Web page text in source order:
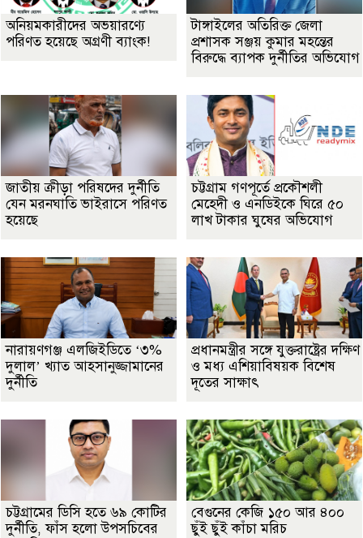
অনিয়মকারীদের অভয়ারণ্যে
পরিণত হয়েছে অগ্রণী ব্যাংক!
টাঙ্গাইলের অতিরিক্ত জেলা
প্রশাসক সঞ্জয় কুমার মহন্তের
বিরুদ্ধে ব্যাপক দুর্নীতির অভিযোগ
জাতীয় ক্রীড়া পরিষদের দুর্নীতি
যেন মরনঘাতি ভাইরাসে পরিণত
হয়েছে
চট্টগ্রাম গণপূর্তে প্রকৌশলী
মেহেদী ও এনডিইকে ঘিরে ৫০
লাখ টাকার ঘুষের অভিযোগ
নারায়ণগঞ্জ এলজিইডিতে ‘৩%
দুলাল’ খ্যাত আহসানুজ্জামানের
দুর্নীতি
প্রধানমন্ত্রীর সঙ্গে যুক্তরাষ্ট্রের দক্ষিণ
ও মধ্য এশিয়াবিষয়ক বিশেষ
দূতের সাক্ষাৎ
চট্টগ্রামের ডিসি হতে ৬৯ কোটির
দুর্নীতি, ফাঁস হলো উপসচিবের
বেগুনের কেজি ১৫০ আর ৪০০
ছুঁই ছুঁই কাঁচা মরিচ